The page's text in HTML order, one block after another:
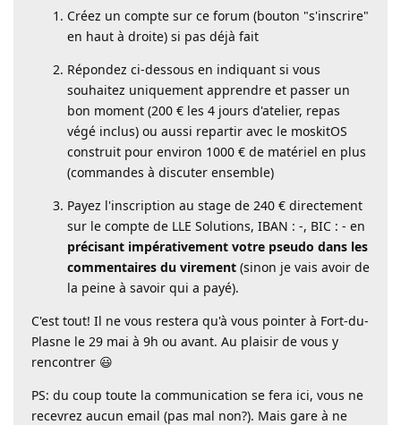
Créez un compte sur ce forum (bouton "s'inscrire"
en haut à droite) si pas déjà fait
Répondez ci-dessous en indiquant si vous
souhaitez uniquement apprendre et passer un
bon moment (200 € les 4 jours d'atelier, repas
végé inclus) ou aussi repartir avec le moskitOS
construit pour environ 1000 € de matériel en plus
(commandes à discuter ensemble)
Payez l'inscription au stage de 240 € directement
sur le compte de LLE Solutions, IBAN : -, BIC : - en
précisant impérativement votre pseudo dans les
commentaires du virement (sinon je vais avoir de
la peine à savoir qui a payé).
C'est tout! Il ne vous restera qu'à vous pointer à Fort-du-
Plasne le 29 mai à 9h ou avant. Au plaisir de vous y
rencontrer 😃
PS: du coup toute la communication se fera ici, vous ne
recevrez aucun email (pas mal non?). Mais gare à ne